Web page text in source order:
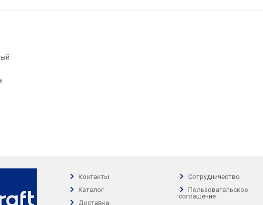
Контакты
Каталог
Доставка
Сотрудничество
Пользовательское
соглашение